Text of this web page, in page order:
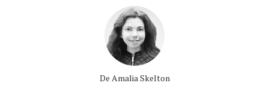
De Amalia Skelton